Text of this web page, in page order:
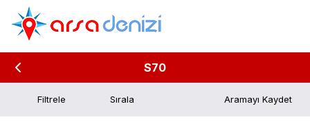
S70
Filtrele Aramayı Kaydet